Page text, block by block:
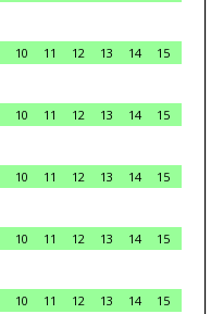
10 11 12 13 14
15
10 11 12 13 14
15
10 11 12 13 14
15
10 11 12 13 14
15
10 11 12 13 14
15